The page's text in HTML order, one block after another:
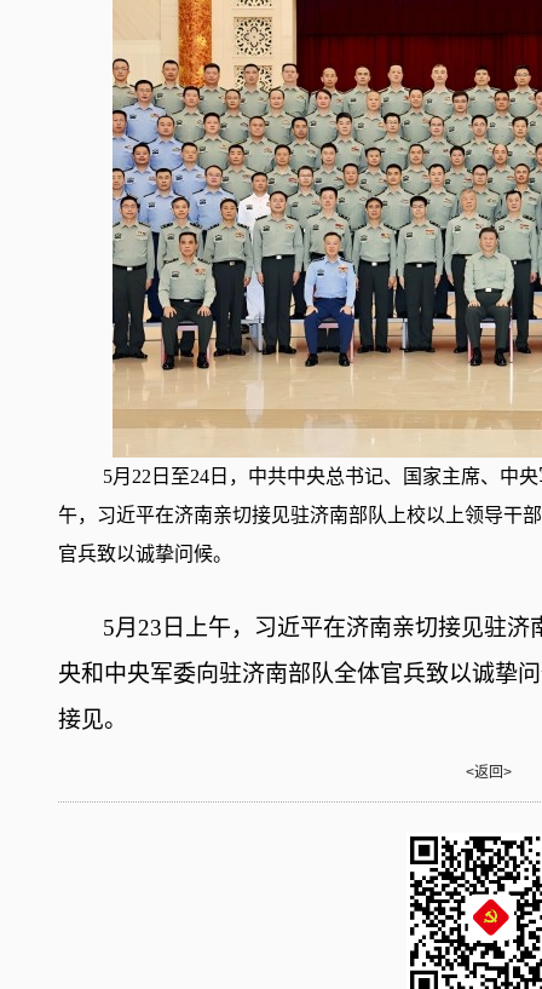
5月22日至24日，中共中央总书记、国家主席、中
午，习近平在济南亲切接见驻济南部队上校以上领导干
官兵致以诚挚问候。
5月23日上午，习近平在济南亲切接见驻
央和中央军委向驻济南部队全体官兵致以诚挚
接见。
<返回>